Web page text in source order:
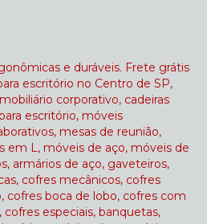
e duráveis. Frete grátis
escritório no Centro de SP,
corporativo, cadeiras
escritório, móveis
mesas de reunião,
em L, móveis de aço, móveis de
armários de aço, gaveteiros,
cofres mecânicos, cofres
cofres boca de lobo, cofres com
especiais, banquetas,